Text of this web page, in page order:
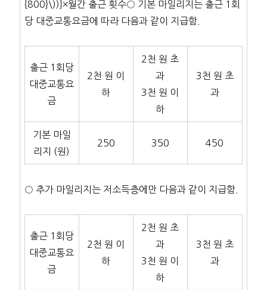
{800}\))}×월간 출근 횟수○ 기본 마일리지는 출근 1회
당 대중교통요금에 따라 다음과 같이 지급함.
출근 1회당
대중교통요
금
2천 원 이
하
2천 원 초
과
3천 원 이
하
3천 원 초
과
기본 마일
리지 (원)
250 350 450
○ 추가 마일리지는 저소득층에만 다음과 같이 지급함.
출근 1회당
대중교통요
금
2천 원 이
하
2천 원 초
과
3천 원 이
하
3천 원 초
과